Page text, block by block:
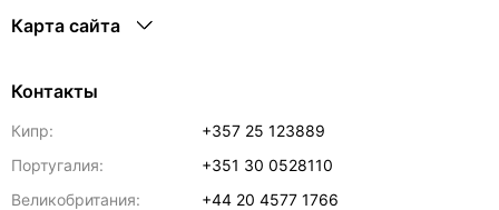
Карта сайта
Контакты
Кипр:
+357 25 123889
Португалия:
+351 30 0528110
Великобритания:
+44 20 4577 1766